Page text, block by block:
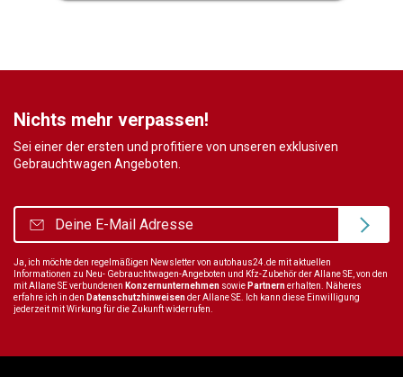
Nichts mehr verpassen!
Sei einer der ersten und profitiere von unseren exklusiven
Gebrauchtwagen Angeboten.
Ja, ich möchte den regelmäßigen Newsletter von autohaus24.de mit aktuellen
Informationen zu Neu- Gebrauchtwagen-Angeboten und Kfz-Zubehör der Allane SE, von den
mit Allane SE verbundenen Konzernunternehmen sowie Partnernerhalten. Näheres
erfahre ich in den Datenschutzhinweisender Allane SE. Ich kann diese Einwilligung
jederzeit mit Wirkung für die Zukunft widerrufen.